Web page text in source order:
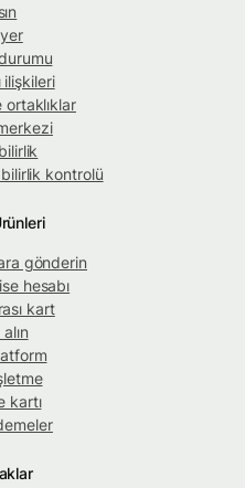
ilişkileri
kontrolü
gönderin
hesabı
kart
kartı